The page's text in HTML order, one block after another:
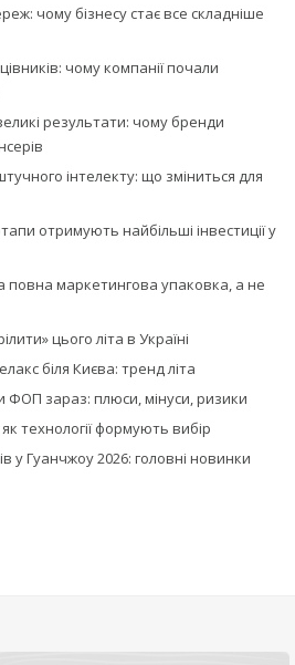
чому бізнесу стає все складніше
чому компанії почали
результати: чому бренди
інтелекту: що зміниться для
отримують найбільші інвестиції у
повна маркетингова упаковка, а не
цього літа в Україні
біля Києва: тренд літа
ФОП зараз: плюси, мінуси, ризики
технології формують вибір
у Гуанчжоу 2026: головні новинки